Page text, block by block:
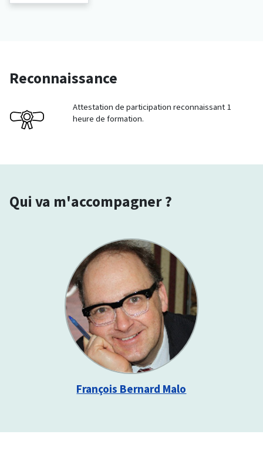
Reconnaissance
Attestation de participation reconnaissant 1
heure de formation.
Qui va m'accompagner ?
François Bernard Malo